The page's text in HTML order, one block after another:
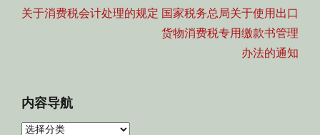
导
Previous
关于消费税会计处理的规定 Next
post:
国家税务总局关于使用出口
货物消费税专用缴款书管理
办法的通知
内容导航
内